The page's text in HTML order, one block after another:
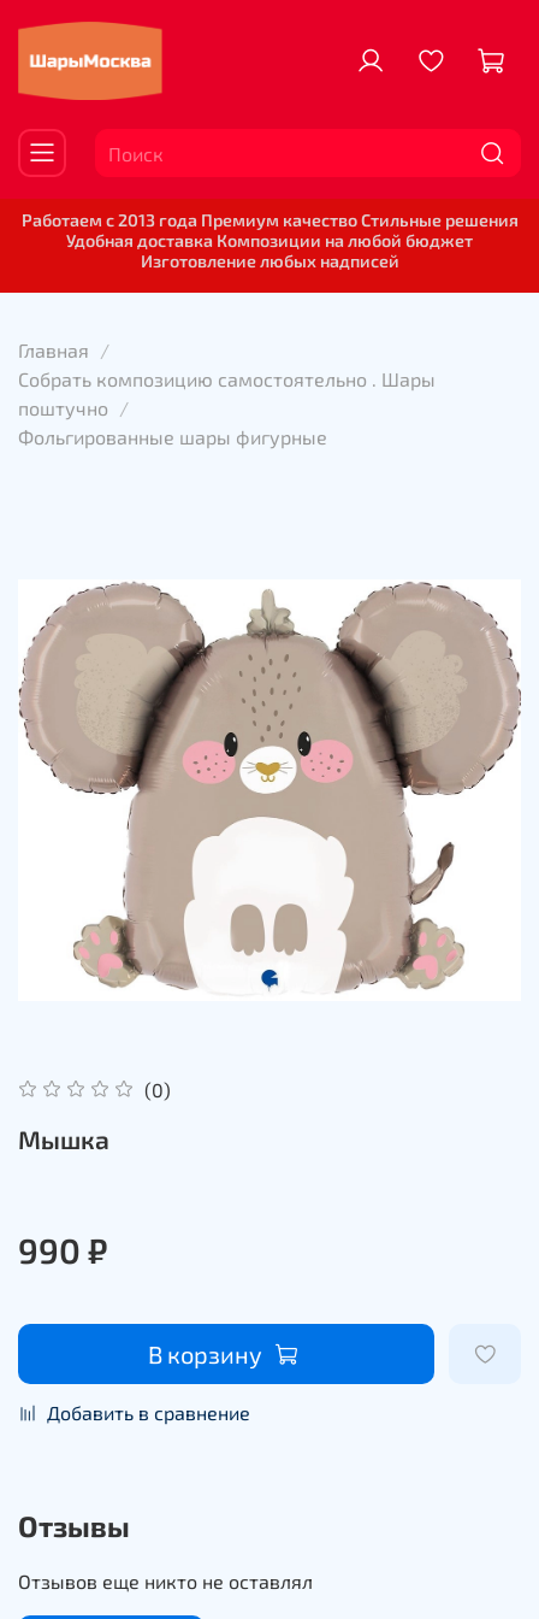
Работаем с 2013 года Премиум качество Стильные решения
Удобная доставка Композиции на любой бюджет
Изготовление любых надписей
Главная
Собрать композицию самостоятельно . Шары
поштучно
Фольгированные шары фигурные
(0)
Мышка
990 ₽
В корзину
Добавить в сравнение
Отзывы
Отзывов еще никто не оставлял